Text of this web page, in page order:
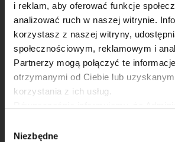
i reklam, aby oferować funkcje
analizować ruch w naszej witrynie.
korzystasz z naszej witryny,
społecznościowym, reklamowym i
Partnerzy mogą połączyć te
otrzymanymi od Ciebie lub
korzystania z ich usług.
Gdańsk (80-339) adres: Dickmana 14/
zgody
Niezbędne
kilograma cukru,
3:1 gdzie 350 g cukru
wybranych owoców.
Dżem truskawkowy z